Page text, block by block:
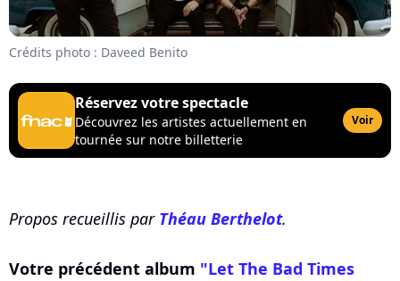
Crédits photo : Daveed Benito
Réservez votre spectacle
Découvrez les artistes actuellement en
tournée sur notre billetterie
Voir
Propos recueillis par Théau Berthelot.
Votre précédent album "Let The Bad Times